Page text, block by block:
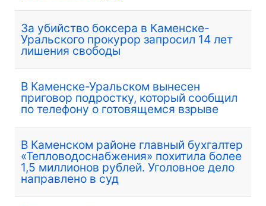
За убийство боксера в Каменске-
Уральского прокурор запросил 14 лет
лишения свободы
В Каменске-Уральском вынесен
приговор подростку, который сообщил
по телефону о готовящемся взрыве
В Каменском районе главный бухгалтер
«Тепловодоснабжения» похитила более
1,5 миллионов рублей. Уголовное дело
направлено в суд